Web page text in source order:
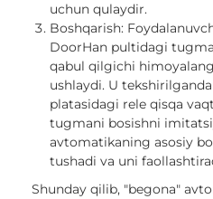
uchun qulaydir.
Boshqarish:
DoorHan pultidagi
qabul qilgichi
ushlaydi. U
platasidagi rele qisqa
tugmani bosishni
avtomatikaning asosiy
tushadi va uni
Shunday qilib, "begona"